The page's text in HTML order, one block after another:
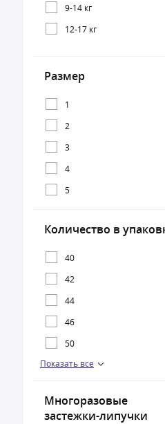
9-14 кг
12-17 кг
Размер
1
2
3
4
5
Количество в
40
42
44
46
50
62
Показать все
Многоразовые
застежки-липучки